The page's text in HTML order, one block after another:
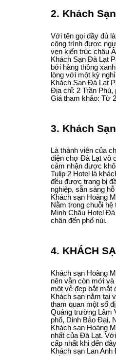
2. Khách
Với tên gọi đầy đủ
công trình được
vẹn kiến trúc châu
Khách Sạn Đà Lạt
bởi hàng thông
lòng với một kỳ
Khách Sạn Đà Lạt
Địa chỉ: 2 Trần
Giá tham khảo: Từ
3. Khách
Là thành viên của
diện chợ Đà Lạt vô
cảm nhận được
Tulip 2 Hotel là
đều được trang bị
nghiệp, sẵn sàng
Khách sạn Hoàng
Nằm trong chuỗi
Minh Châu Hotel
chân đến phố núi.
4. KHÁCH
Khách sạn Hoàng
nên vẫn còn mới
một vẻ đẹp bắt mắt
Khách sạn nằm tại
tham quan một số
Quảng trường Lâm
phố, Dinh Bảo Đại,
Khách sạn Hoàng
nhất của Đà Lạt.
cấp nhất khi đến
Khách sạn Lan Anh